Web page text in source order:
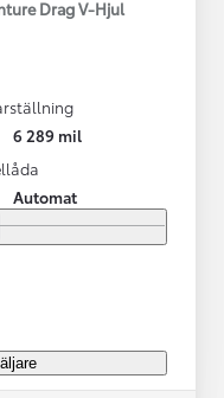
Drag V-Hjul
6 289 mil
Automat